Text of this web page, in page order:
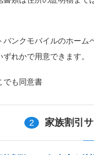
バンクモバイルのホー
れかで用意できます。
でも同意書
2 家族割引